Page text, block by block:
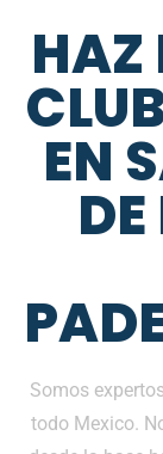
HAZ
EN
Somos
todo Mexico.